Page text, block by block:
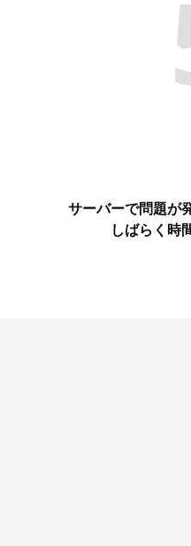
サーバーで問題が
しばらく時